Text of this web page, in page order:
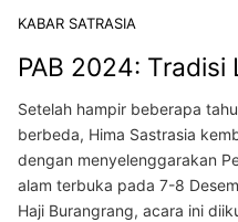
KABAR SATRASIA
PAB 2024: Tradisi
Setelah hampir beberapa
berbeda, Hima Sastrasia
dengan menyelenggarakan
alam terbuka pada 7-8
Haji Burangrang, acara ini